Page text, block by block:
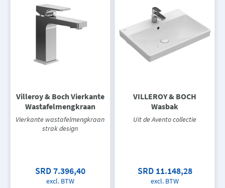
Villeroy & Boch Vierkante
Wastafelmengkraan
Vierkante wastafelmengkraan
strak design
SRD 7.396,40
excl. BTW
VILLEROY & BOCH
Wasbak
Uit de Avento collectie
SRD 11.148,28
excl. BTW